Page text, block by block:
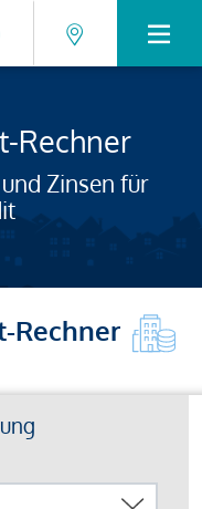
Rechner
Zinsen für
Rechner